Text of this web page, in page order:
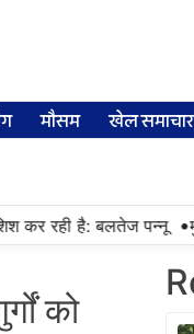
मौसम खेल समाचार
कर रही है: बलतेज पन्नू •
को